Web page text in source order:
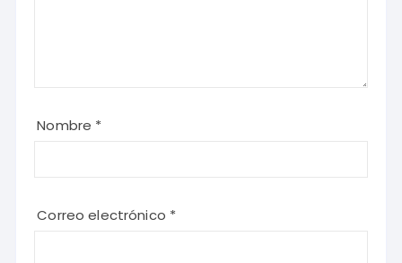
Nombre *
Correo electrónico *